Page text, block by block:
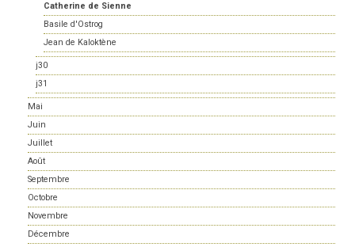
Catherine de Sienne
Basile d'Ostrog
Jean de Kaloktène
j30
j31
Mai
Juin
Juillet
Août
Septembre
Octobre
Novembre
Décembre